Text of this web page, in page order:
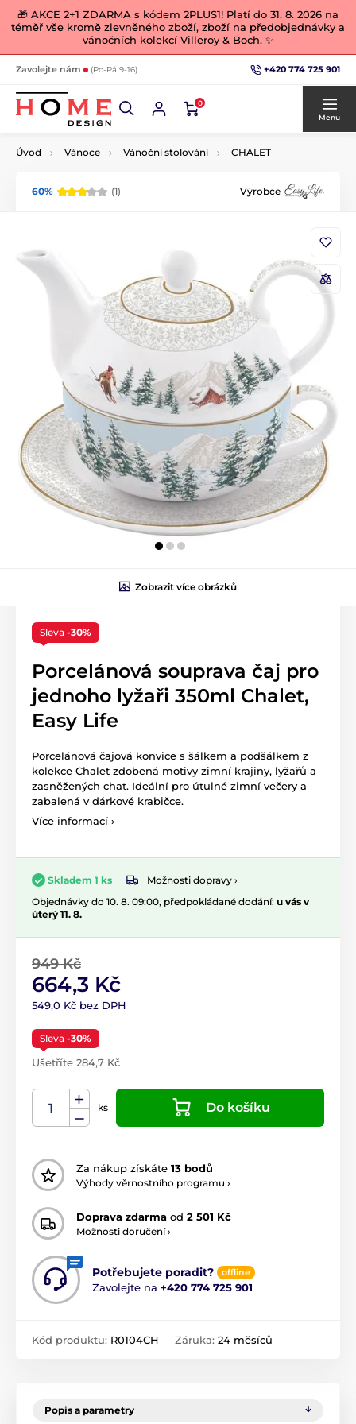
🎁 AKCE 2+1 ZDARMA s kódem 2PLUS1! Platí do 31. 8. 2026 na
téměř vše kromě zlevněného zboží, zboží na předobjednávky a
vánočních kolekcí Villeroy & Boch. ✨
Zavolejte nám (Po-Pá 9-16) +420 774 725 901
0
Menu
Úvod Vánoce Vánoční stolování CHALET
60% (1) Výrobce
Zobrazit více obrázků
Sleva -30%
Porcelánová souprava čaj pro
jednoho lyžaři 350ml Chalet,
Easy Life
Porcelánová čajová konvice s šálkem a podšálkem z
kolekce Chalet zdobená motivy zimní krajiny, lyžařů a
zasněžených chat. Ideální pro útulné zimní večery a
zabalená v dárkové krabičce.
Více informací ›
Skladem 1 ks
Možnosti dopravy ›
Objednávky do 10. 8. 09:00, předpokládané dodání: u vás v
úterý 11. 8.
949 Kč
664,3 Kč
549,0 Kč bez DPH
Sleva -30%
Ušetříte 284,7 Kč
ks Do košíku
Za nákup získáte 13 bodů
Výhody věrnostního programu ›
Doprava zdarma od 2 501 Kč
Možnosti doručení ›
Potřebujete poradit? offline
Zavolejte na +420 774 725 901
Kód produktu: R0104CH Záruka: 24 měsíců
Popis a parametry